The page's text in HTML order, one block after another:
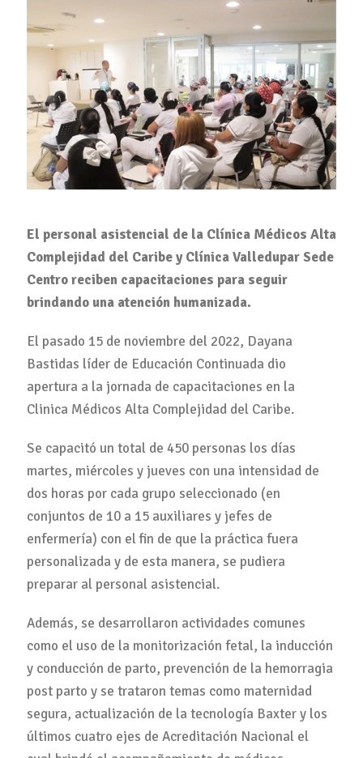
El personal asistencial de la Clínica Médicos Alta
Complejidad del Caribe y Clínica Valledupar Sede
Centro reciben capacitaciones para seguir
brindando una atención humanizada.
El pasado 15 de noviembre del 2022, Dayana
Bastidas líder de Educación Continuada dio
apertura a la jornada de capacitaciones en la
Clinica Médicos Alta Complejidad del Caribe.
Se capacitó un total de 450 personas los días
martes, miércoles y jueves con una intensidad de
dos horas por cada grupo seleccionado (en
conjuntos de 10 a 15 auxiliares y jefes de
enfermería) con el fin de que la práctica fuera
personalizada y de esta manera, se pudiera
preparar al personal asistencial.
Además, se desarrollaron actividades comunes
como el uso de la monitorización fetal, la inducción
y conducción de parto, prevención de la hemorragia
post parto y se trataron temas como maternidad
segura, actualización de la tecnología Baxter y los
últimos cuatro ejes de Acreditación Nacional el